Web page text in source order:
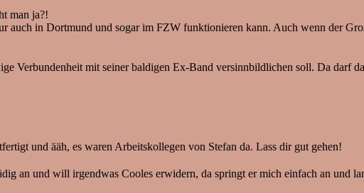
man ja?!
in Dortmund und sogar im FZW funktionieren kann. Auch wenn der
Verbundenheit mit seiner baldigen Ex-Band versinnbildlichen soll. Da darf
und ääh, es waren Arbeitskollegen von Stefan da. Lass dir gut gehen!
an und will irgendwas Cooles erwidern, da springt er mich einfach an und